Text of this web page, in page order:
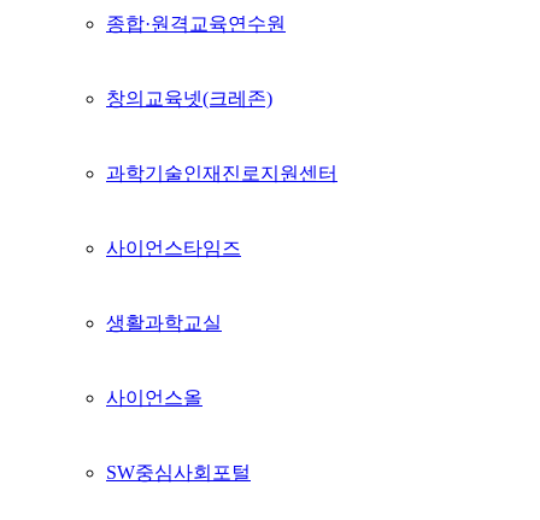
종합·원격교육연수원
창의교육넷(크레존)
과학기술인재진로지원센터
사이언스타임즈
생활과학교실
사이언스올
SW중심사회포털